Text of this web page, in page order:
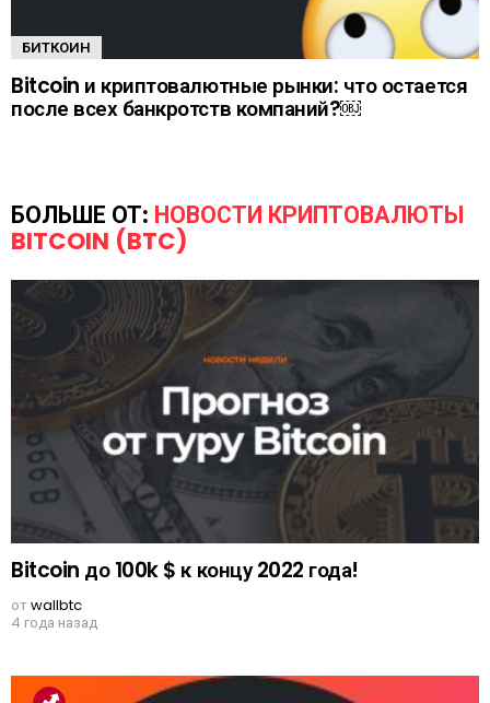
БИТКОИН
Bitcoin и криптовалютные рынки: что остается
после всех банкротств компаний?￼
БОЛЬШЕ ОТ: НОВОСТИ КРИПТОВАЛЮТЫ
BITCOIN (BTC)
Bitcoin до 100k $ к концу 2022 года!
отwallbtc
4 года назад